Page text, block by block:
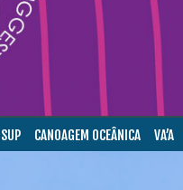
SUP CANOAGEM OCEÂNICA VA’A